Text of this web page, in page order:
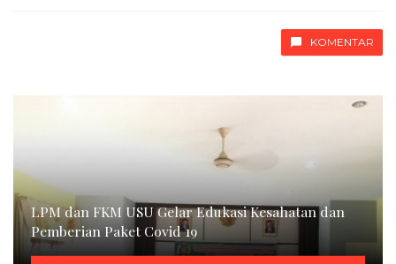
KOMENTAR
LPM dan FKM USU Gelar Edukasi Kesahatan dan
Pemberian Paket Covid 19